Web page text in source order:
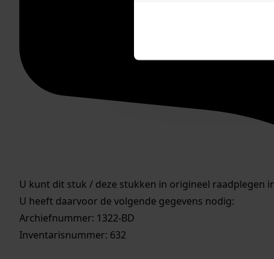
U kunt dit stuk / deze stukken in origineel raadplegen
U heeft daarvoor de volgende gegevens nodig:
Archiefnummer: 1322-BD
Inventarisnummer: 632